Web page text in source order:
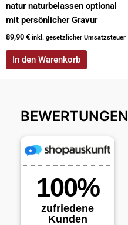
natur naturbelassen optional
mit persönlicher Gravur
89,90 € inkl. gesetzlicher Umsatzsteuer
In den Warenkorb
BEWERTUNGEN